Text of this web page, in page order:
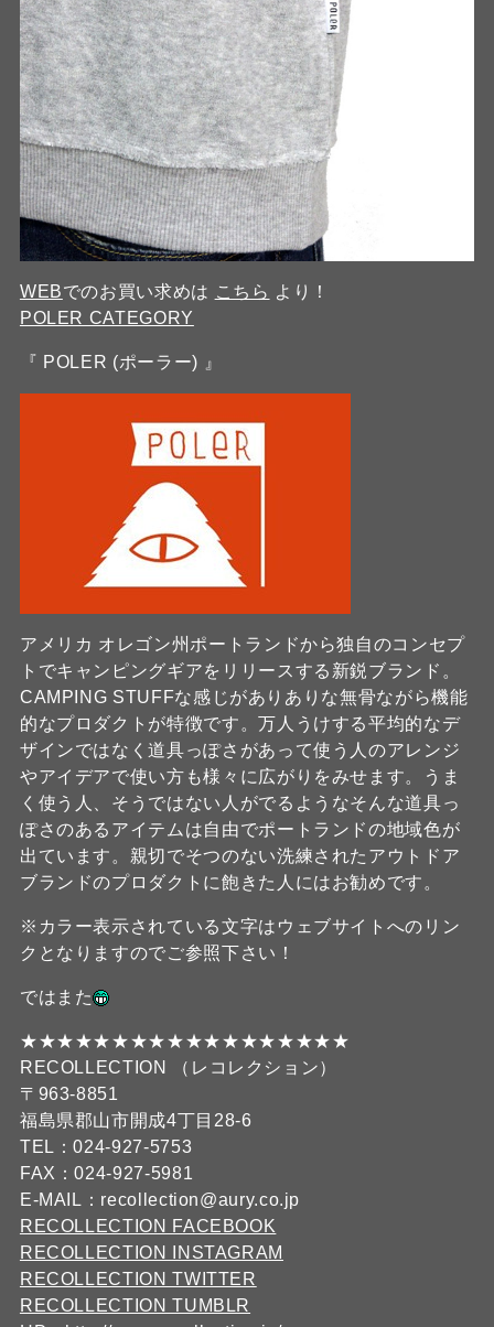
WEBでのお買い求めは こちら より！
POLER CATEGORY
『 POLER (ポーラー) 』
アメリカ オレゴン州ポートランドから独自のコンセプ
トでキャンピングギアをリリースする新鋭ブランド。
CAMPING STUFFな感じがありありな無骨ながら機能
的なプロダクトが特徴です。万人うけする平均的なデ
ザインではなく道具っぽさがあって使う人のアレンジ
やアイデアで使い方も様々に広がりをみせます。うま
く使う人、そうではない人がでるようなそんな道具っ
ぽさのあるアイテムは自由でポートランドの地域色が
出ています。親切でそつのない洗練されたアウトドア
ブランドのプロダクトに飽きた人にはお勧めです。
※カラー表示されている文字はウェブサイトへのリン
クとなりますのでご参照下さい！
ではまた
★★★★★★★★★★★★★★★★★★
RECOLLECTION （レコレクション）
〒963-8851
福島県郡山市開成4丁目28-6
TEL：024-927-5753
FAX：024-927-5981
E-MAIL：recollection@aury.co.jp
RECOLLECTION FACEBOOK
RECOLLECTION INSTAGRAM
RECOLLECTION TWITTER
RECOLLECTION TUMBLR